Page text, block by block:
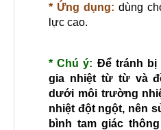
* Ứng dụng: dùng
lực cao.
* Chú ý: Để tránh bị
gia nhiệt từ từ và
dưới môi trường
nhiệt đột ngột, nên
bình tam giác